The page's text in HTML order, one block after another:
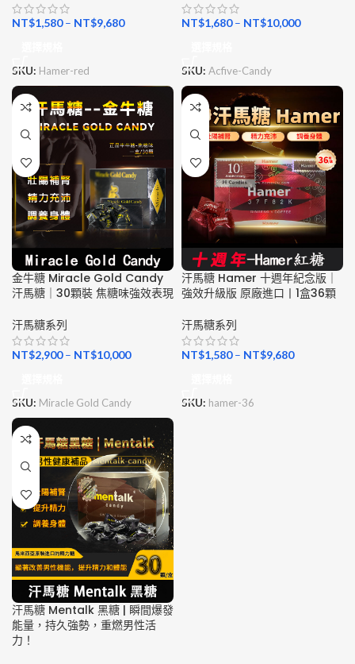
NT$1,580– NT$9,680
SKU: Hamer-red
NT$1,680– NT$10,000
SKU: Acfive-Candy
金牛糖 Miracle Gold Candy
汗馬糖｜30顆裝 焦糖味強效表現
汗馬糖系列
NT$2,900– NT$10,000
SKU: Miracle Gold Candy
汗馬糖 Hamer 十週年紀念版｜
強效升級版 原廠進口丨1盒36顆
汗馬糖系列
NT$1,580– NT$9,680
SKU: hamer-36
汗馬糖 Mentalk 黑糖 | 瞬間爆發
能量，持久強勢，重燃男性活
力！